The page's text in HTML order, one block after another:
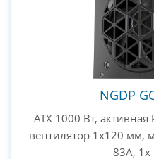
NGDP
ATX 1000 Вт, активная
вентилятор 1x120 мм,
83А, 1x